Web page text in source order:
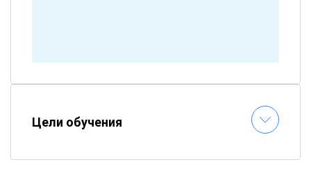
Цели обучения